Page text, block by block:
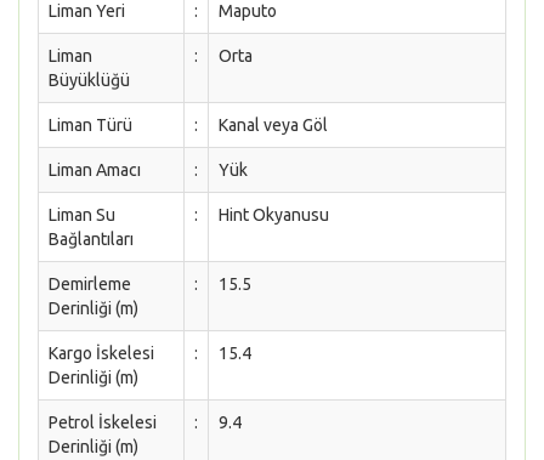
Liman Yeri : Maputo
Liman
Büyüklüğü
: Orta
Liman Türü : Kanal veya Göl
Liman Amacı : Yük
Liman Su
Bağlantıları
: Hint Okyanusu
Demirleme
Derinliği (m)
: 15.5
Kargo İskelesi
Derinliği (m)
: 15.4
Petrol İskelesi
Derinliği (m)
: 9.4